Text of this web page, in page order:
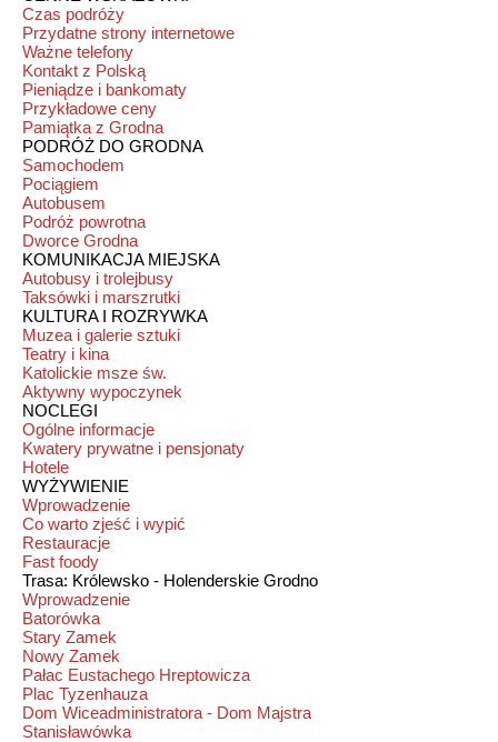
Czas podróży
Przydatne strony internetowe
Ważne telefony
Kontakt z Polską
Pieniądze i bankomaty
Przykładowe ceny
Pamiątka z Grodna
PODRÓŻ DO GRODNA
Samochodem
Pociągiem
Autobusem
Podróż powrotna
Dworce Grodna
KOMUNIKACJA MIEJSKA
Autobusy i trolejbusy
Taksówki i marszrutki
KULTURA I ROZRYWKA
Muzea i galerie sztuki
Teatry i kina
Katolickie msze św.
Aktywny wypoczynek
NOCLEGI
Ogólne informacje
Kwatery prywatne i pensjonaty
Hotele
WYŻYWIENIE
Wprowadzenie
Co warto zjeść i wypić
Restauracje
Fast foody
Trasa: Królewsko - Holenderskie Grodno
Wprowadzenie
Batorówka
Stary Zamek
Nowy Zamek
Pałac Eustachego Hreptowicza
Plac Tyzenhauza
Dom Wiceadministratora - Dom Majstra
Stanisławówka